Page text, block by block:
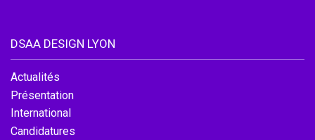
Écoles d’Enseignement Supérieur
Entreprises et Institutions
DSAA DESIGN LYON
Actualités
Présentation
International
Candidatures